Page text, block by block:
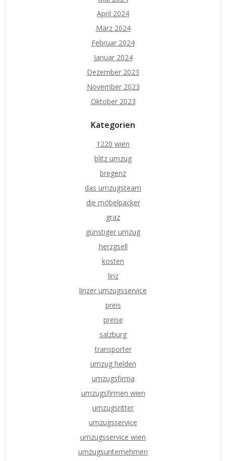
April 2024
März 2024
Februar 2024
Januar 2024
Dezember 2023
November 2023
Oktober 2023
Kategorien
1220 wien
blitz umzug
bregenz
das umzugsteam
die möbelpacker
graz
günstiger umzug
herzgsell
kosten
linz
linzer umzugsservice
preis
preise
salzburg
transporter
umzug helden
umzugsfirma
umzugsfirmen wien
umzugsritter
umzugsservice
umzugsservice wien
umzugsunternehmen